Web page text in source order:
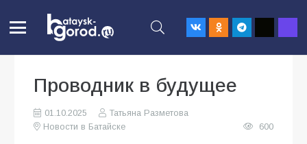
Проводник в будущее
01.10.2025
Татьяна Разметова
Новости в Батайске
600